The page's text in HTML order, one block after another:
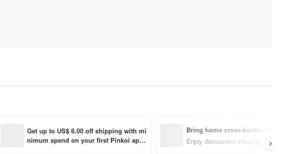
Get up to US$ 6.00 off shipping with mi
nimum spend on your first Pinkoi app
Bring home cross-border design with
Enjoy discounted shipping for select